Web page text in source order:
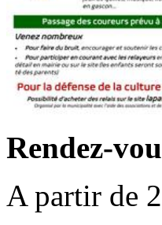
Rendez-
A partir de